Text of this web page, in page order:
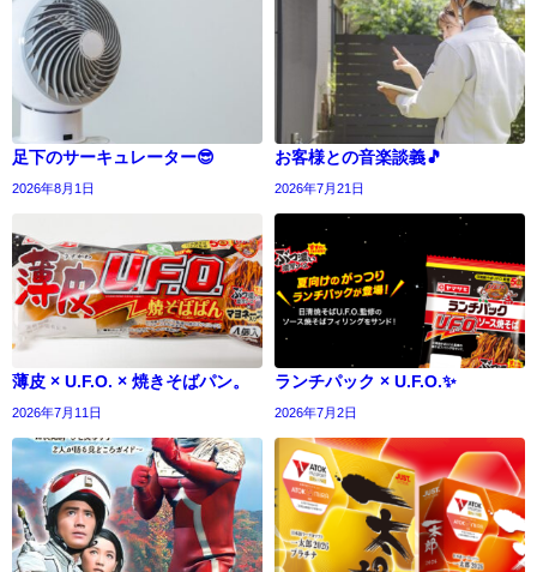
足下のサーキュレーター😎
2026年8月1日
お客様との音楽談義🎵
2026年7月21日
薄皮 × U.F.O. × 焼きそばパン。
2026年7月11日
ランチパック × U.F.O.✨
2026年7月2日